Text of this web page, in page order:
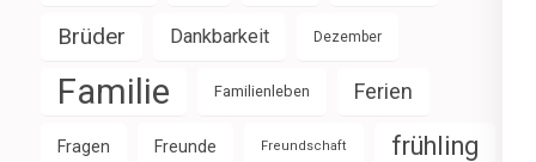
Brüder Dankbarkeit Dezember
Familie Familienleben Ferien
Fragen Freunde Freundschaft frühling